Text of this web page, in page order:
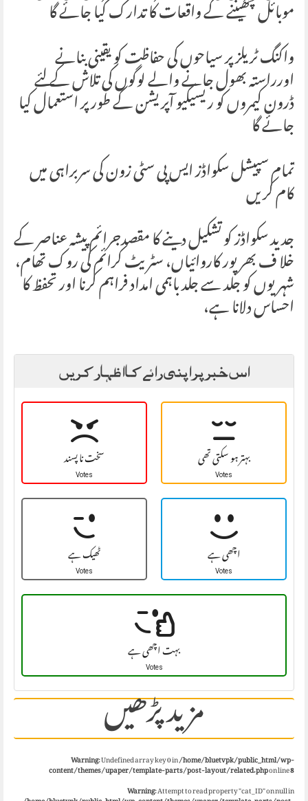
موبائل چھیننے کے واقعات کا تدارک کیا جائے گا
واکنگ ٹریلز پر سیاحوں کی حفاظت کو یقینی بنانے
اورراستہ بھول جانے والے لوگوں کی تلاش کے لئے
ڈرون کیمروں کو ریسیکیو آپریشن کے طور پر استعمال کیا
جائے گا
تمام سپیشل سکواڈز ایس پی سٹی زون کی سربراہی میں
کام کریں
جدید سکواڈز کو تشکیل دینے کا مقصدجرائم پیشہ عناصر کے
خلا ف بھرپور کاروائیاں، سٹریٹ کرائم کی روک تھام،
شہریوں کو جلد سے جلد باہمی امداد فراہم کرنا اور تحفظ کا
احساس دلانا ہے،
اس خبر پر اپنی رائے کا اظہار کریں
سخت نا پسند
Votes بہتر ہو سکتی تھی
Votes
ٹھیک ہے
Votes اچھی ہے
Votes
بہت اچھی ہے
Votes
مزید پڑھیں Warning: Undefined array key 0 in/home/bluetvpk/public_html/wp-
content/themes/upaper/template-parts/post-layout/related.phpon line8
Warning: Attempt to read property "cat_ID" on null in